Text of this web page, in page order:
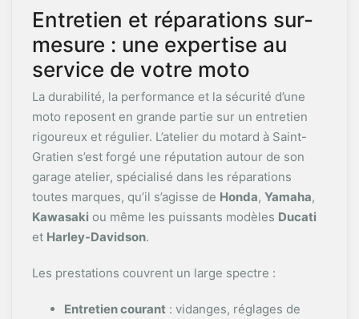
Entretien et réparations sur-
mesure : une expertise au
service de votre moto
La durabilité, la performance et la sécurité d’une
moto reposent en grande partie sur un entretien
rigoureux et régulier. L’atelier du motard à Saint-
Gratien s’est forgé une réputation autour de son
garage atelier, spécialisé dans les réparations
toutes marques, qu’il s’agisse de Honda, Yamaha,
Kawasaki ou même les puissants modèles Ducati
et Harley-Davidson.
Les prestations couvrent un large spectre :
Entretien courant : vidanges, réglages de